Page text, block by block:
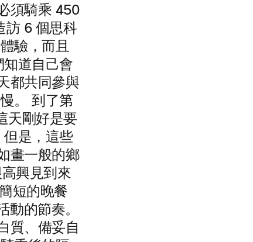
須騎乘 450
訪 6 個思科
驗，而且
知道自己會
都共同參與
。 到了第
天剛好是要
但是，這些
畫一般的鄉
興見到來
短的晚餐
動的節奏。
質、備妥自